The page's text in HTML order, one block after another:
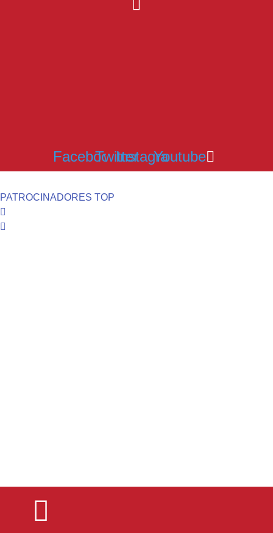
FacebookTwitterInstagramYoutube
PATROCINADORES TOP